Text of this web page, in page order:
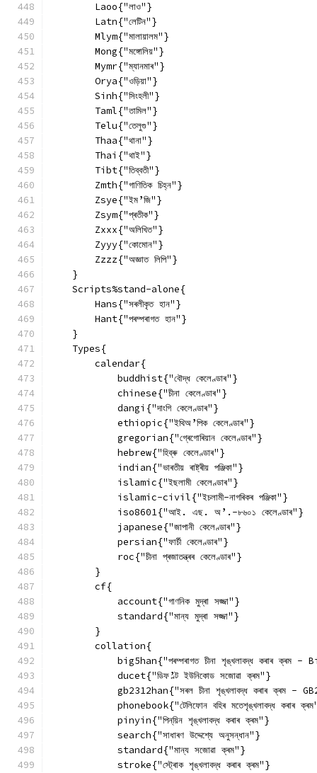
        Laoo{"লাও"}
        Latn{"লেটিন"}
        Mlym{"মালায়ালম"}
        Mong{"মঙ্গোলিয়"}
        Mymr{"ম্যানমাৰ"}
        Orya{"ওড়িয়া"}
        Sinh{"সিংহলী"}
        Taml{"তামিল"}
        Telu{"তেলুগু"}
        Thaa{"থানা"}
        Thai{"থাই"}
        Tibt{"তিব্বতী"}
        Zmth{"গাণিতিক চিহ্ন"}
        Zsye{"ইম’জি"}
        Zsym{"প্ৰতীক"}
        Zxxx{"অলিখিত"}
        Zyyy{"কোমোন"}
        Zzzz{"অজ্ঞাত লিপি"}
    }
    Scripts%stand-alone{
        Hans{"সৰলীকৃত হান"}
        Hant{"পৰম্পৰাগত হান"}
    }
    Types{
        calendar{
            buddhist{"বৌদ্ধ কেলেণ্ডাৰ"}
            chinese{"চীনা কেলেণ্ডাৰ"}
            dangi{"দাংগি কেলেণ্ডাৰ"}
            ethiopic{"ইথিঅ’পিক কেলেণ্ডাৰ"}
            gregorian{"গ্ৰেগোৰিয়ান কেলেণ্ডাৰ"}
            hebrew{"হিব্ৰু কেলেণ্ডাৰ"}
            indian{"ভাৰতীয় ৰাষ্ট্ৰীয় পঞ্জিকা"}
            islamic{"ইছলামী কেলেণ্ডাৰ"}
            islamic-civil{"ইচলামী-নাগৰিকৰ পঞ্জিকা"}
            iso8601{"আই. এছ. অ’.-৮৬০১ কেলেণ্ডাৰ"}
            japanese{"জাপানী কেলেণ্ডাৰ"}
            persian{"ফাৰ্চী কেলেণ্ডাৰ"}
            roc{"চীনা প্ৰজাতন্ত্ৰৰ কেলেণ্ডাৰ"}
        }
        cf{
            account{"গাণনিক মুদ্ৰা সজ্জা"}
            standard{"মান্য মুদ্ৰা সজ্জা"}
        }
        collation{
big5han{"পৰম্পৰাগত চীনা শৃঙ্খলাবদ্ধ কৰাৰ ক্ৰম -
            ducet{"ডিফ’ল্ট ইউনিকোড সজোৱা ক্ৰম"}
gb2312han{"সৰল চীনা শৃঙ্খলাবদ্ধ কৰাৰ ক্ৰম -
phonebook{"টেলিফোন বহিৰ মতেশৃঙ্খলাবদ্ধ কৰাৰ
            pinyin{"পিন্‌য়িন শৃঙ্খলাবদ্ধ কৰাৰ ক্ৰম"}
            search{"সাধাৰণ উদ্দেশ্যে অনুসন্ধান"}
            standard{"মান্য সজোৱা ক্ৰম"}
            stroke{"স্ট্ৰোক শৃঙ্খলাবদ্ধ কৰাৰ ক্ৰম"}